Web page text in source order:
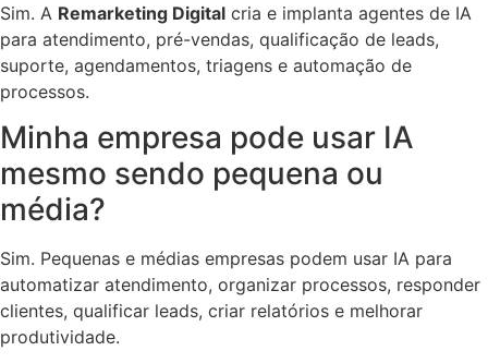
Sim. A Remarketing Digital cria e implanta agentes de IA
para atendimento, pré-vendas, qualificação de leads,
suporte, agendamentos, triagens e automação de
processos.
Minha empresa pode usar IA
mesmo sendo pequena ou
média?
Sim. Pequenas e médias empresas podem usar IA para
automatizar atendimento, organizar processos, responder
clientes, qualificar leads, criar relatórios e melhorar
produtividade.